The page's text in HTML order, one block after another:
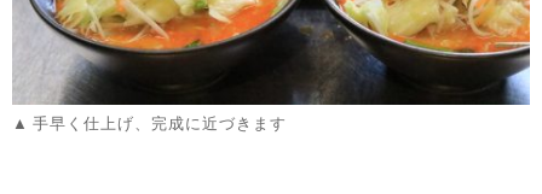
手早く仕上げ、完成に近づきます